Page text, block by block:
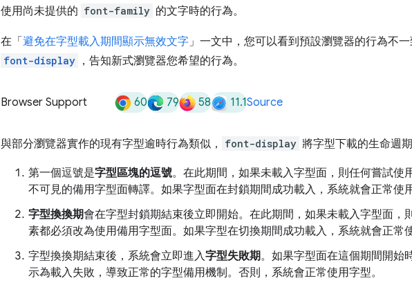
使用尚未提供的 font-family 的文字時的行為。
在「 避免在字型載入期間顯示無效文字」一文中，您可以看到預設瀏覽器的行為不
font-display ，告知新式瀏覽器您希望的行為。
Browser Support 60 79 58 11.1Source
與部分瀏覽器實作的現有字型逾時行為類似， font-display 將字型下載的生命週
第一個逗號是字型區塊的逗號。在此期間，如果未載入字型面，則任何嘗試使
不可見的備用字型面轉譯。如果字型面在封鎖期間成功載入，系統就會正常使
字型換換期會在字型封鎖期結束後立即開始。在此期間，如果未載入字型面，
素都必須改為使用備用字型面。如果字型在切換期間成功載入，系統就會正常
字型換換期結束後，系統會立即進入字型失敗期。如果字型面在這個期間開始
示為載入失敗，導致正常的字型備用機制。否則，系統會正常使用字型。